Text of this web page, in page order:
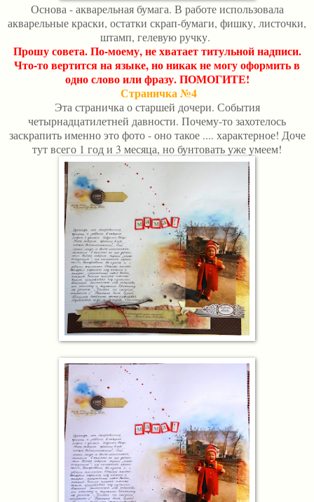
Основа - акварельная бумага. В работе использовала
акварельные краски, остатки скрап-бумаги, фишку, листочки,
штамп, гелевую ручку.
Прошу совета. По-моему, не хватает титульной надписи.
Что-то вертится на языке, но никак не могу оформить в
одно слово или фразу. ПОМОГИТЕ!
Страничка №4
Эта страничка о старшей дочери. События
четырнадцатилетней давности. Почему-то захотелось
заскрапить именно это фото - оно такое .... характерное! Доче
тут всего 1 год и 3 месяца, но бунтовать уже умеем!